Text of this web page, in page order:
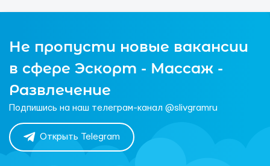
Не пропусти новые вакансии
в сфере Эскорт - Массаж -
Развлечение
Подпишись на наш телеграм-канал @slivgramru
Открыть Telegram